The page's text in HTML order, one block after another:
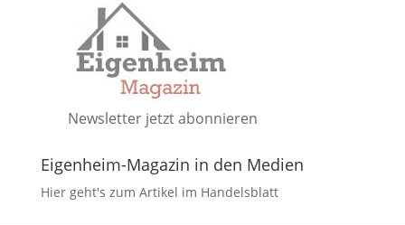
Newsletter jetzt abonnieren
Eigenheim-Magazin in den Medien
Hier geht's zum Artikel im Handelsblatt